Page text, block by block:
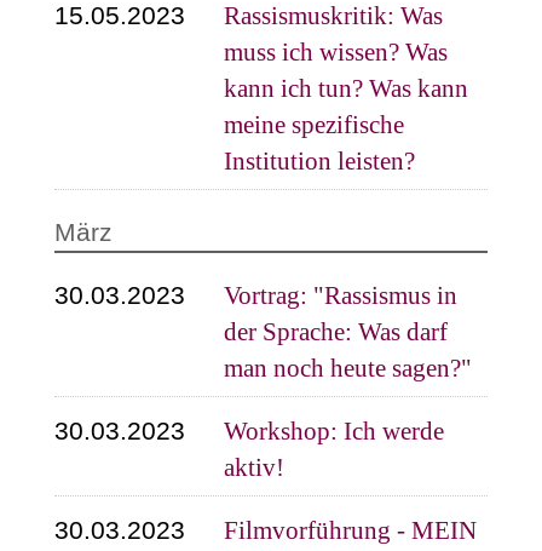
15.05.2023
Rassismuskritik: Was
muss ich wissen? Was
kann ich tun? Was kann
meine spezifische
Institution leisten?
März
30.03.2023
Vortrag: "Rassismus in
der Sprache: Was darf
man noch heute sagen?"
30.03.2023
Workshop: Ich werde
aktiv!
30.03.2023
Filmvorführung - MEIN